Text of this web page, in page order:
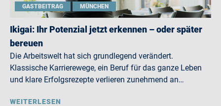
GASTBEITRAG MÜNCHEN
Ikigai: Ihr Potenzial jetzt erkennen – oder später
bereuen
Die Arbeitswelt hat sich grundlegend verändert.
Klassische Karrierewege, ein Beruf für das ganze Leben
und klare Erfolgsrezepte verlieren zunehmend an…
WEITERLESEN